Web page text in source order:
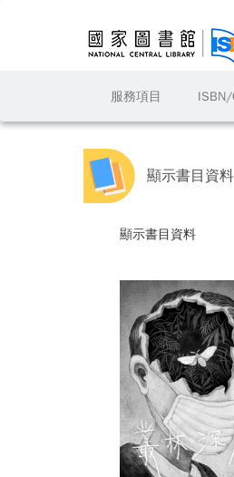
服務項目
顯示書目資
顯示書目資料